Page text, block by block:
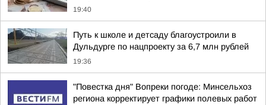
19:40
Путь к школе и детсаду благоустроили в
Дульдурге по нацпроекту за 6,7 млн рублей
19:36
"Повестка дня" Вопреки погоде: Минсельхоз
региона корректирует графики полевых работ